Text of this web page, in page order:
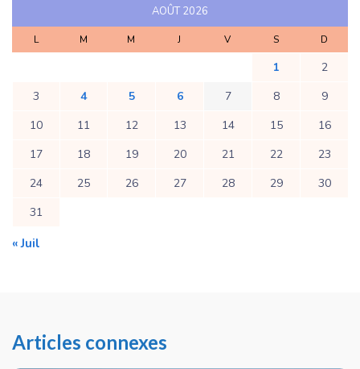
AOÛT 2026
L M M J V S D
1
2
3
4 5 6 7 8
9
10
11 12 13 14 15
16
17
18 19 20 21 22
23
24
25 26 27 28 29
30
31
« Juil
Articles connexes